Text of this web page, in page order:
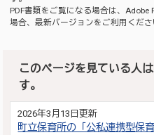
PDF書類をご覧になる場合は、Adobe
場合、最新バージョンをご利用くださ
このページを見ている人
す。
2026年3月13日更新
町立保育所の「公私連携型保